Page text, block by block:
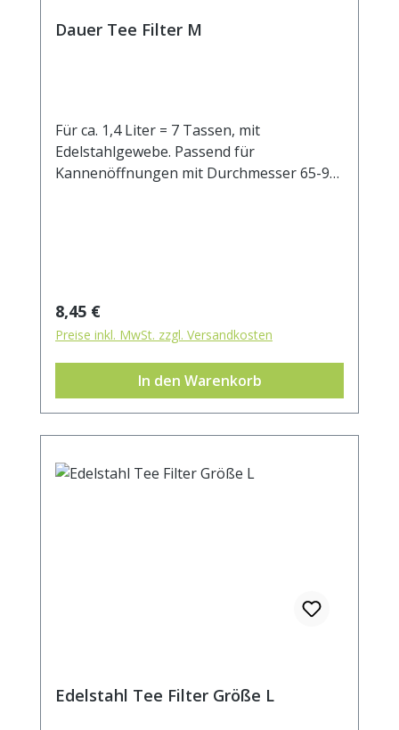
Dauer Tee Filter M
Für ca. 1,4 Liter = 7 Tassen, mit
Edelstahlgewebe. Passend für
Kannenöffnungen mit Durchmesser 65-95
Regulärer Preis:
8,45 €
Preise inkl. MwSt. zzgl. Versandkosten
In den Warenkorb
Edelstahl Tee Filter Größe L